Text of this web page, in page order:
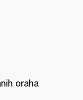
oraha